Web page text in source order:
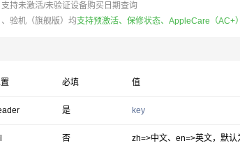
持未激活/未验证设备购买日期查询
验机（旗舰版）均 支持预激活、保修状态、AppleCare（AC+
必填 值
是 key
否 zh=>中文、en=>英文，默认